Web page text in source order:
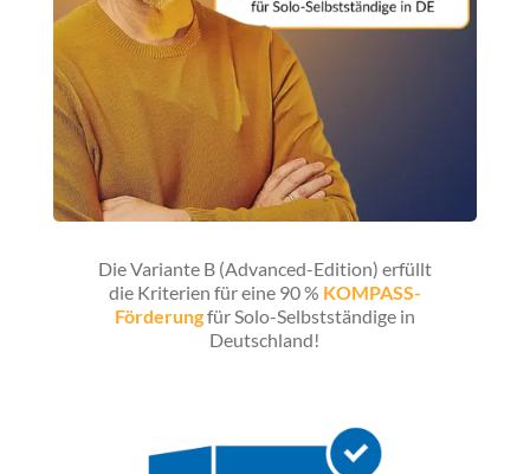
Die Variante B (Advanced-Edition) erfüllt
die Kriterien für eine 90 % KOMPASS-
Förderungfür Solo-Selbstständige in
Deutschland!